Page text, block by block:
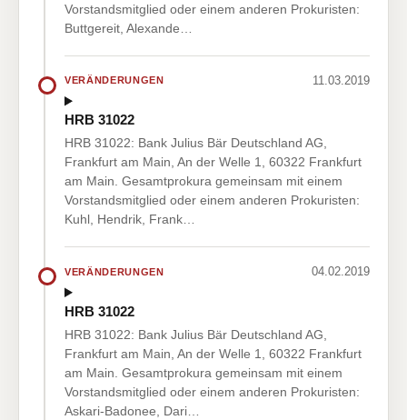
Vorstandsmitglied oder einem anderen Prokuristen:
Buttgereit, Alexande…
VERÄNDERUNGEN 11.03.2019
HRB 31022
HRB 31022: Bank Julius Bär Deutschland AG,
Frankfurt am Main, An der Welle 1, 60322 Frankfurt
am Main. Gesamtprokura gemeinsam mit einem
Vorstandsmitglied oder einem anderen Prokuristen:
Kuhl, Hendrik, Frank…
VERÄNDERUNGEN 04.02.2019
HRB 31022
HRB 31022: Bank Julius Bär Deutschland AG,
Frankfurt am Main, An der Welle 1, 60322 Frankfurt
am Main. Gesamtprokura gemeinsam mit einem
Vorstandsmitglied oder einem anderen Prokuristen:
Askari-Badonee, Dari…